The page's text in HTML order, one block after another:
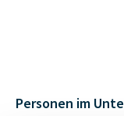
Personen im